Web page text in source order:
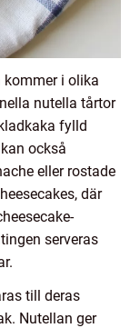
i olika
nutella tårtor
fylld
också
eller rostade
där
serveras
till deras
Nutellan ger